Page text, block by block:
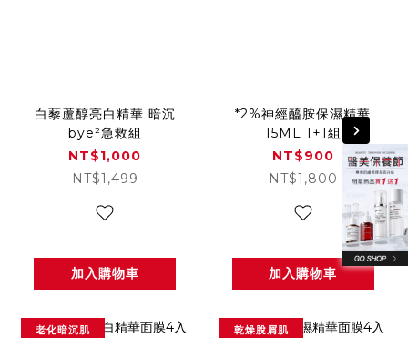
白藜蘆醇亮白精華 暗沉
bye²急救組
NT$1,000
NT$1,499
加入購物車
*2%神經醯胺保濕精華
15ML 1+1組
NT$900
NT$1,800
加入購物車
老化暗沉肌 乾燥脫屑肌